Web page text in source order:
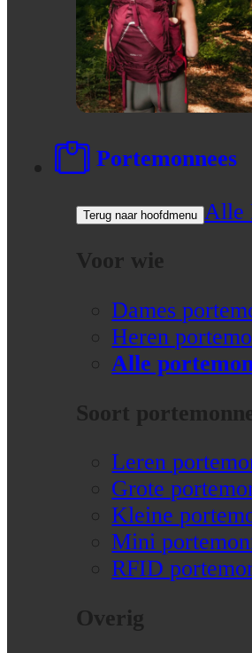
Portemonnees
Terug naar hoofdmenu Alle
Voor wie
Dames
Heren
Alle
Soort
Leren
Grote
Kleine
Mini
RFID
Overig